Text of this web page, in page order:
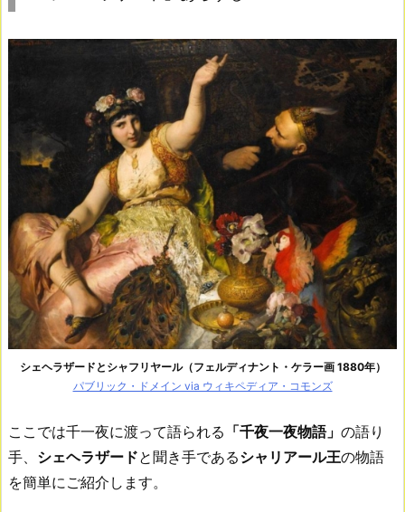
シェヘラザードとシャフリヤール（フェルディナント・ケラー画 1880年）
パブリック・ドメイン via ウィキペディア・コモンズ
ここでは千一夜に渡って語られる 「千夜一夜物語」 の語り
手、 シェヘラザードと聞き手であるシャリアール王の物語
を簡単にご紹介します。